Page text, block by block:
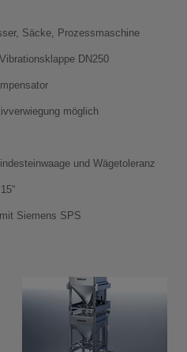
Säcke, Prozessmaschine
DN250
möglich
und Wägetoleranz
Siemens SPS